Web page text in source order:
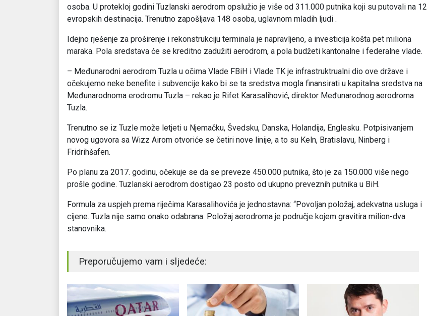
osoba. U protekloj godini Tuzlanski aerodrom opslužio je više od 311.000 putnika koji su putovali na 12
evropskih destinacija. Trenutno zapošljava 148 osoba, uglavnom mladih ljudi .
Idejno rješenje za proširenje i rekonstrukciju terminala je napravljeno, a investicija košta pet miliona
maraka. Pola sredstava će se kreditno zadužiti aerodrom, a pola budžeti kantonalne i federalne vlade.
– Međunarodni aerodrom Tuzla u očima Vlade FBiH i Vlade TK je infrastruktrualni dio ove države i
očekujemo neke benefite i subvencije kako bi se ta sredstva mogla finansirati u kapitalna sredstva na
Međunarodnoma erodromu Tuzla – rekao je Rifet Karasalihović, direktor Međunarodnog aerodroma
Tuzla.
Trenutno se iz Tuzle može letjeti u Njemačku, Švedsku, Danska, Holandija, Englesku. Potpisivanjem
novog ugovora sa Wizz Airom otvoriće se četiri nove linije, a to su Keln, Bratislavu, Ninberg i
Fridrihšafen.
Po planu za 2017. godinu, očekuje se da se preveze 450.000 putnika, što je za 150.000 više nego
prošle godine. Tuzlanski aerodrom dostigao 23 posto od ukupno preveznih putnika u BiH.
Formula za uspjeh prema riječima Karasalihovića je jednostavna: “Povoljan položaj, adekvatna usluga i
cijene. Tuzla nije samo onako odabrana. Položaj aerodroma je područje kojem gravitira milion-dva
stanovnika.
Preporučujemo vam i sljedeće: